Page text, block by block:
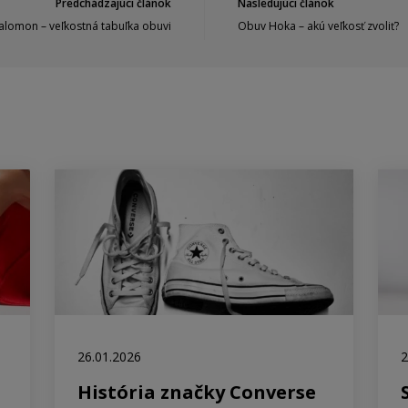
Predchádzajúci článok
– veľkostná tabuľka obuvi
Nasledujúci článok
Obuv Hoka – akú veľkosť zvoliť?
26.01.2026
História značky Converse